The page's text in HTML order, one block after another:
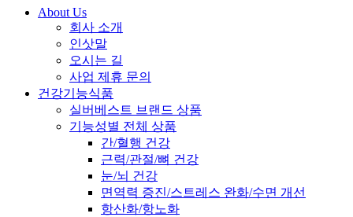
About Us
회사 소개
인삿말
오시는 길
사업 제휴 문의
건강기능식품
실버베스트 브랜드 상품
기능성별 전체 상품
간/혈행 건강
근력/관절/뼈 건강
눈/뇌 건강
면역력 증진/스트레스 완화/수면 개선
항산화/항노화